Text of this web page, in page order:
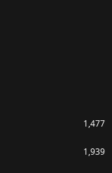
1,477
1,939